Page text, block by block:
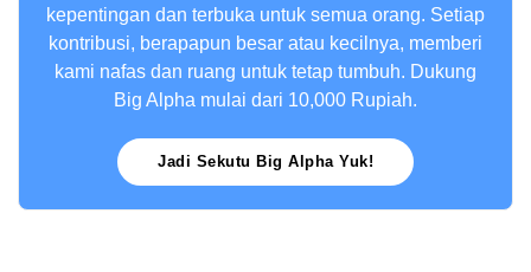
kepentingan dan terbuka untuk semua orang. Setiap
kontribusi, berapapun besar atau kecilnya, memberi
kami nafas dan ruang untuk tetap tumbuh. Dukung
Big Alpha mulai dari 10,000 Rupiah.
Jadi Sekutu Big Alpha Yuk!